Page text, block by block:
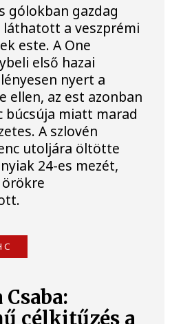
gólokban gazdag
a veszprémi
este. A One
első hazai
nyert a
ellen, az est azonban
búcsúja miatt marad
A szlovén
utoljára öltötte
24-es mezét,
célkitűzés a